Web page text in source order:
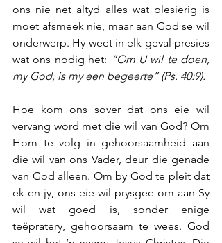
ons nie net altyd alles wat plesierig is
moet afsmeek nie, maar aan God se wil
onderwerp. Hy weet in elk geval presies
wat ons nodig het: “Om U wil te doen,
my God, is my een begeerte” (Ps. 40:9).
Hoe kom ons sover dat ons eie wil
vervang word met die wil van God? Om
Hom te volg in gehoorsaamheid aan
die wil van ons Vader, deur die genade
van God alleen. Om by God te pleit dat
ek en jy, ons eie wil prysgee om aan Sy
wil wat goed is, sonder enige
teëpratery, gehoorsaam te wees. God